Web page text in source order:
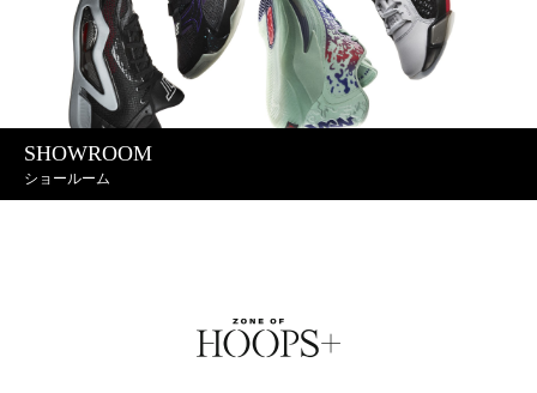
SHOWROOM
ショールーム